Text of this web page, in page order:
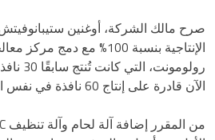
صرح مالك الشركة، أوغنين
الآن قادرة على إنتاج 60 نافذة في نفس الوقت.